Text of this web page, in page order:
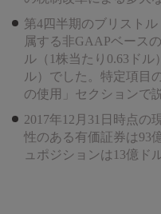
第4四半期のブリスト
属する非GAAPベース
ル（1株当たり0.63ドル
ル）でした。特定項目
の使用」セクションで
2017年12月31日時点の
性のある有価証券は93
ュポジションは13億ド